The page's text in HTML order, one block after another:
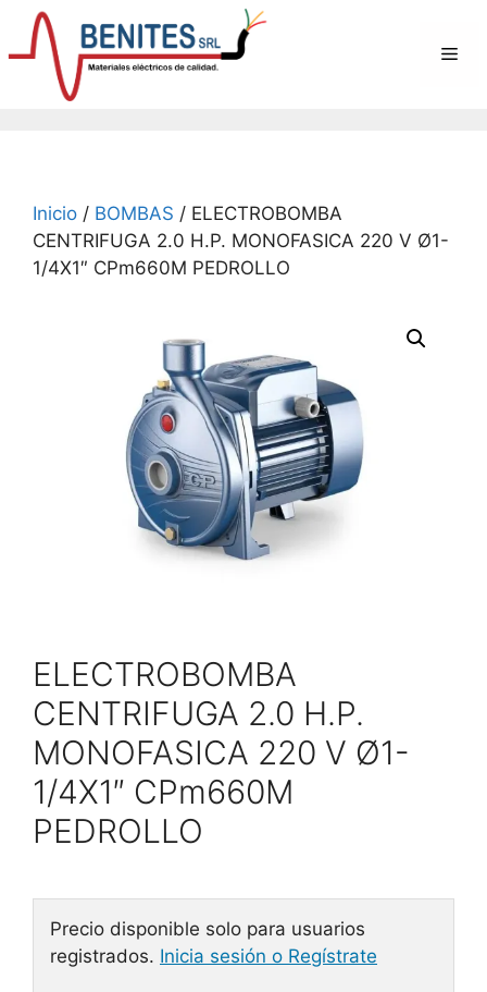
Saltar
contenido
Inicio / BOMBAS / ELECTROBOMBA
CENTRIFUGA 2.0 H.P. MONOFASICA 220 V Ø1-
1/4X1″ CPm660M PEDROLLO
ELECTROBOMBA
CENTRIFUGA 2.0 H.P.
MONOFASICA 220 V Ø1-
1/4X1″ CPm660M
PEDROLLO
Precio disponible solo para usuarios
registrados. Inicia sesión o Regístrate